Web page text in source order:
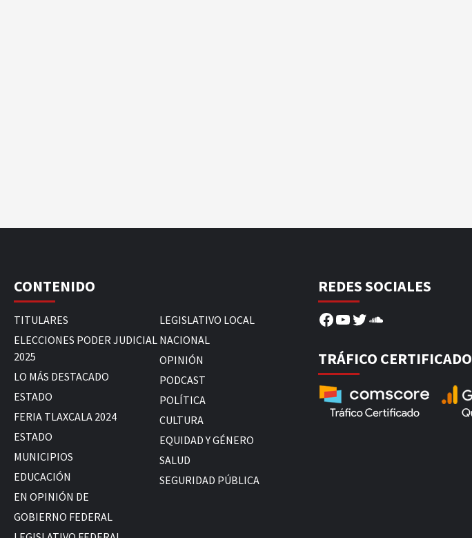
CONTENIDO
TITULARES
ELECCIONES PODER JUDICIAL
2025
LO MÁS DESTACADO
ESTADO
FERIA TLAXCALA 2024
ESTADO
MUNICIPIOS
EDUCACIÓN
EN OPINIÓN DE
GOBIERNO FEDERAL
LEGISLATIVO LOCAL
NACIONAL
OPINIÓN
PODCAST
POLÍTICA
CULTURA
EQUIDAD Y GÉNERO
SALUD
SEGURIDAD PÚBLICA
REDES SOCIALES
Facebook
YouTube
Twitter
SoundCloud
TRÁFICO CERTIFICADO